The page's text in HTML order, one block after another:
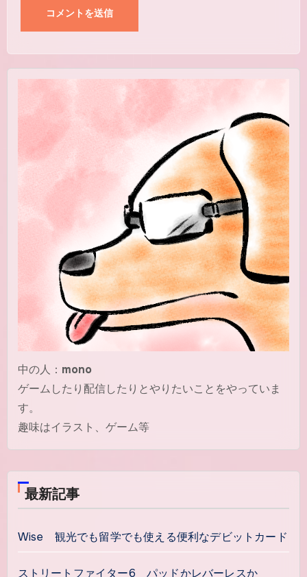
中の人： mono
ゲームしたり配信したりとやりたいことをやっていま
す。
趣味はイラスト、ゲーム等
最新記事
Wise 観光でも留学でも使える便利なデビットカード
ストリートファイター6 パッドかレバーレスか